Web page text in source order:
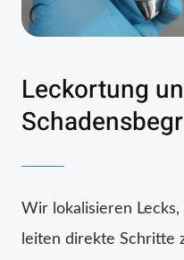
Leckortung
Wir lokalisieren
leiten direkte Schritte